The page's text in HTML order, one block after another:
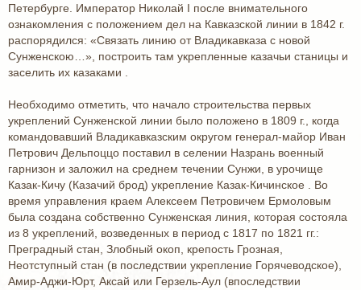
Петербурге. Император Николай I после внимательного
ознакомления с положением дел на Кавказской линии в 1842 г.
распорядился: «Связать линию от Владикавказа с новой
Сунженскою…», построить там укрепленные казачьи станицы и
заселить их казаками .
Необходимо отметить, что начало строительства первых
укреплений Сунженской линии было положено в 1809 г., когда
командовавший Владикавказским округом генерал-майор Иван
Петрович Дельпоццо поставил в селении Назрань военный
гарнизон и заложил на среднем течении Сунжи, в урочище
Казак-Кичу (Казачий брод) укрепление Казак-Кичинское . Во
время управления краем Алексеем Петровичем Ермоловым
была создана собственно Сунженская линия, которая состояла
из 8 укреплений, возведенных в период с 1817 по 1821 гг.:
Преградный стан, Злобный окоп, крепость Грозная,
Неотступный стан (в последствии укрепление Горячеводское),
Амир-Аджи-Юрт, Аксай или Герзель-Аул (впоследствии